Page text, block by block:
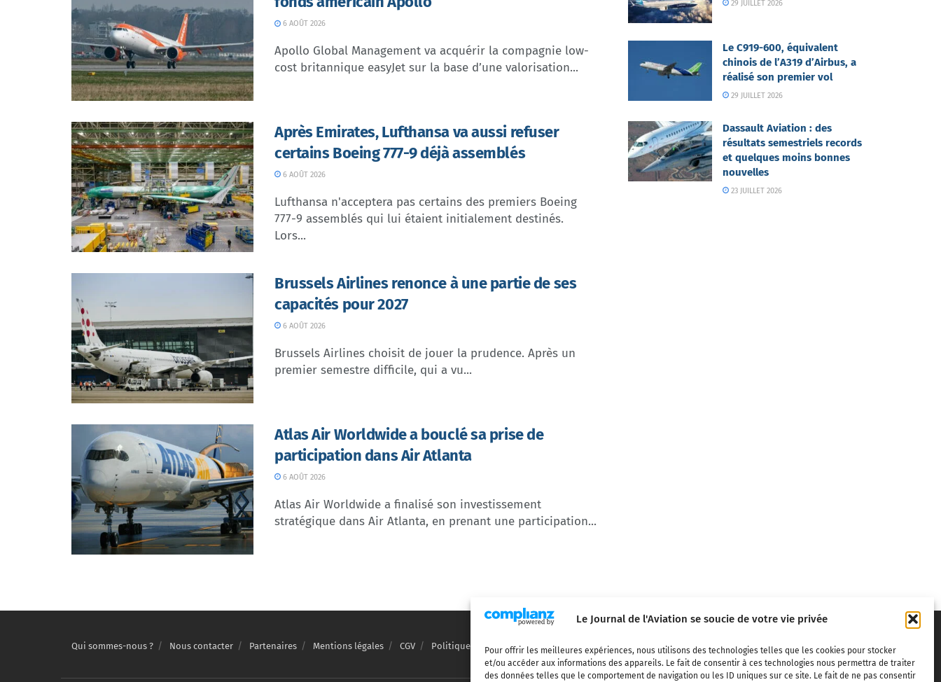
Le Journal de l'Aviation se soucie de votre vie privée
Pour offrir les meilleures expériences, nous utilisons des technologies telles que les cookies pour stocker
et/ou accéder aux informations des appareils. Le fait de consentir à ces technologies nous permettra de traiter
des données telles que le comportement de navigation ou les ID uniques sur ce site. Le fait de ne pas consentir
6 AOÛT 2026
Apollo Global Management va acquérir la compagnie low-
cost britannique easyJet sur la base d’une valorisation...
Après Emirates, Lufthansa va aussi refuser
certains Boeing 777-9 déjà assemblés
6 AOÛT 2026
Lufthansa n'acceptera pas certains des premiers Boeing
777-9 assemblés qui lui étaient initialement destinés.
Lors...
Brussels Airlines renonce à une partie de ses
capacités pour 2027
6 AOÛT 2026
Brussels Airlines choisit de jouer la prudence. Après un
premier semestre difficile, qui a vu...
Atlas Air Worldwide a bouclé sa prise de
participation dans Air Atlanta
6 AOÛT 2026
Atlas Air Worldwide a finalisé son investissement
stratégique dans Air Atlanta, en prenant une participation...
29 JUILLET 2026
Le C919-600, équivalent
chinois de l’A319 d’Airbus, a
réalisé son premier vol
29 JUILLET 2026
Dassault Aviation : des
résultats semestriels records
et quelques moins bonnes
nouvelles
23 JUILLET 2026
Qui sommes-nous ? Nous contacter Partenaires Mentions légales CGV Politique de confidentialité